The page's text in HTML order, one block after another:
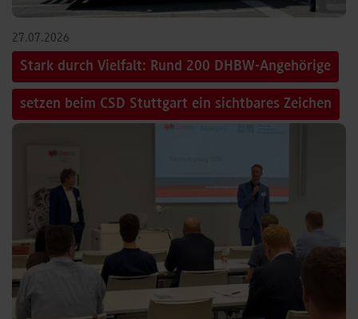
27.07.2026
Stark durch Vielfalt: Rund 200 DHBW-Angehörige
setzen beim CSD Stuttgart ein sichtbares Zeichen